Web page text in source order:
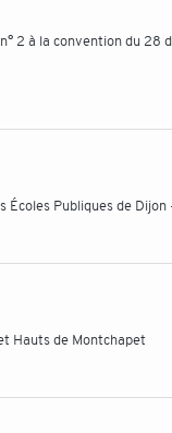
2 à la convention du 28
Publiques de
Hauts de Montchapet